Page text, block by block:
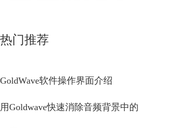
热门推荐
GoldWave软件操作界面介绍
用Goldwave快速消除音频背景中的